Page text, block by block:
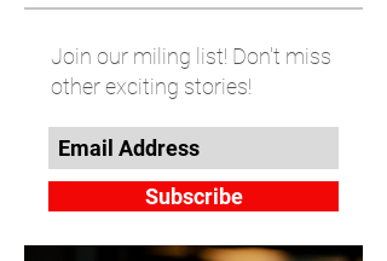
Join our miling list! Don't miss
other exciting stories!
Subscribe